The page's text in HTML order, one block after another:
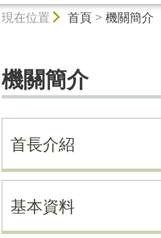
現在位置 首頁> 機關簡介
機關簡介
首長介紹
基本資料